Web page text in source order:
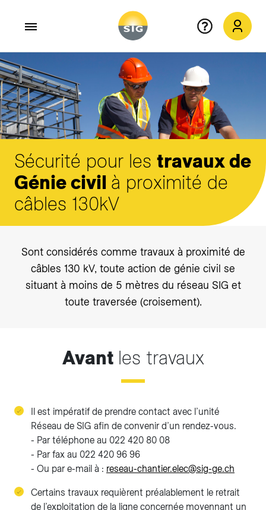
Aller au contenu principal
Sécurité pour les travaux de
Génie civil à proximité de
câbles 130kV
Sont considérés comme travaux à proximité de
câbles 130 kV, toute action de génie civil se
situant à moins de 5 mètres du réseau SIG et
toute traversée (croisement).
Avant les travaux
Il est impératif de prendre contact avec l’unité
Réseau de SIG afin de convenir d’un rendez-vous.
- Par téléphone au 022 420 80 08
- Par fax au 022 420 96 96
- Ou par e-mail à : reseau-chantier.elec@sig-ge.ch
Certains travaux requièrent préalablement le retrait
de l’exploitation de la ligne concernée moyennant un